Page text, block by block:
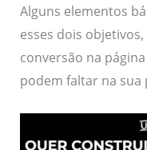
Alguns elementos
esses dois
conversão na
podem faltar na